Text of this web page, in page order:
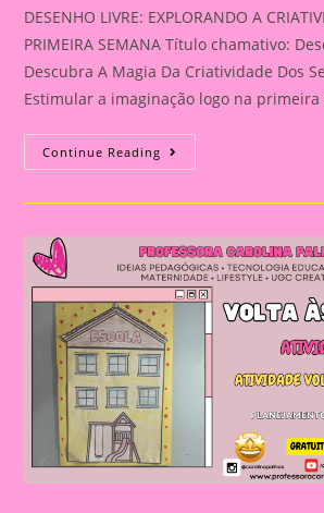
DESENHO LIVRE: EXPLORANDO A
PRIMEIRA SEMANA Título chamativo:
Descubra A Magia Da Criatividade Dos
Estimular a imaginação logo na
Continue Reading DESENHO
LIVRE:
A
PRIMEIRA
SEMANA